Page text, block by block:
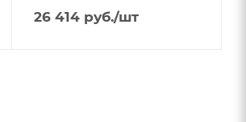
26 414 руб./шт